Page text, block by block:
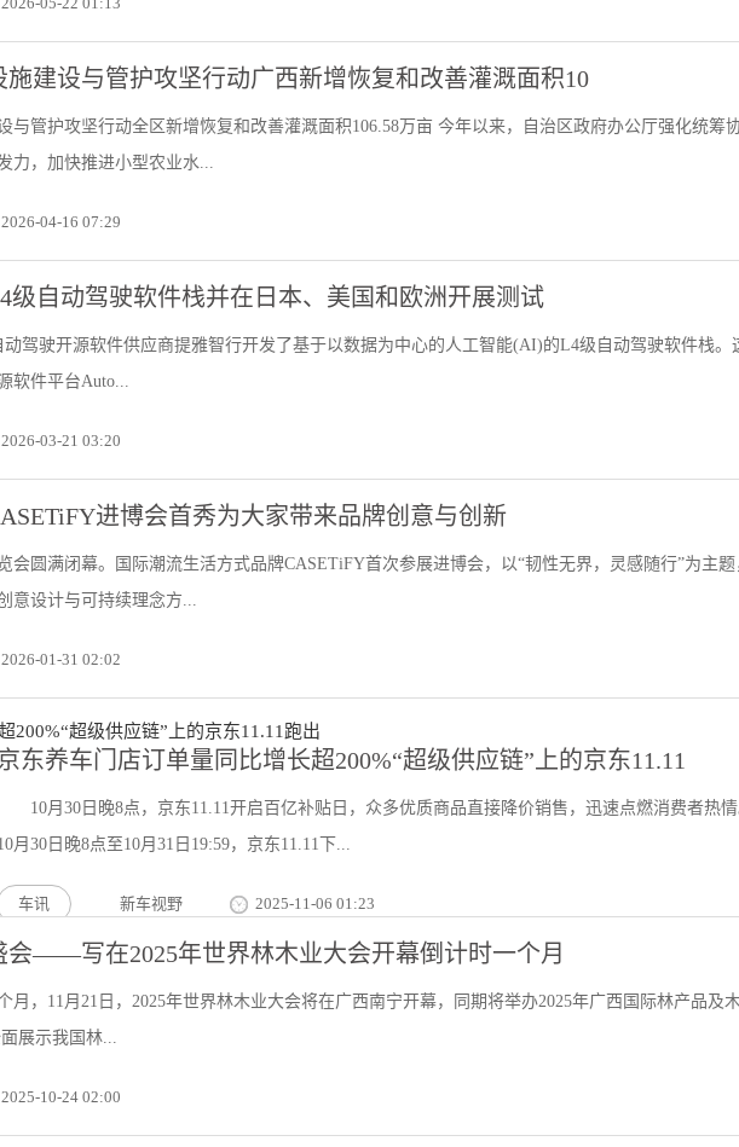
建设与管护攻坚行动广西新增恢复和改善灌溉面积10
与管护攻坚行动全区新增恢复和改善灌溉面积106.58万亩 今年以来，自治区政府办公厅强化统筹
力，加快推进小型农业水...
2026-04-16 07:29
自动驾驶软件栈并在日本、美国和欧洲开展测试
动驾驶开源软件供应商提雅智行开发了基于以数据为中心的人工智能(AI)的L4级自动驾驶软件栈。
软件平台Auto...
2026-03-21 03:20
进博会首秀为大家带来品牌创意与创新
会圆满闭幕。国际潮流生活方式品牌CASETiFY首次参展进博会，以“韧性无界，灵感随行”为主题
意设计与可持续理念方...
2026-01-31 02:02
东养车门店订单量同比增长超200%“超级供应链”上的京东11.11
10月30日晚8点，京东11.11开启百亿补贴日，众多优质商品直接降价销售，迅速点燃消费者热情
月30日晚8点至10月31日19:59，京东11.11下...
车讯 新车视野 2025-11-06 01:23
会——写在2025年世界林木业大会开幕倒计时一个月
月，11月21日，2025年世界林木业大会将在广西南宁开幕，同期将举办2025年广西国际林产品及
展示我国林...
2025-10-24 02:00